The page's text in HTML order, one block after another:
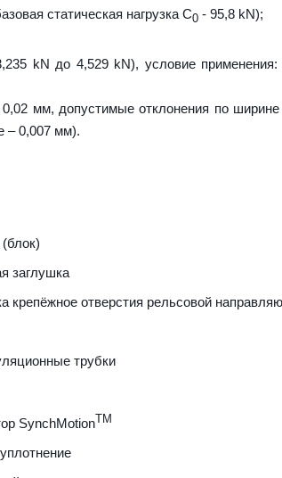
статическая нагрузка С0 - 95,8 kN);
kN до 4,529 kN), условие применения:
мм, допустимые отклонения по
– 0,007 мм).
(блок)
заглушка
крепёжное отверстия рельсовой
трубки
SynchMotionTM